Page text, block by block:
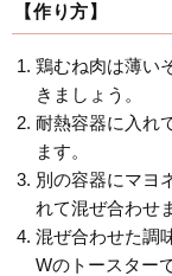
【作り方】
鶏むね肉は薄い
きましょう。
耐熱容器に入れ
ます。
別の容器にマヨ
れて混ぜ合わせ
混ぜ合わせた調
Wのトースター